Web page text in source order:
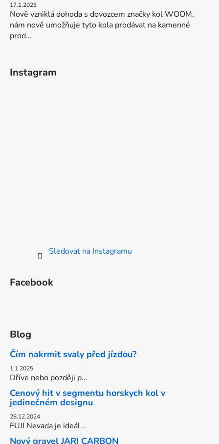
17.1.2023
Nově vzniklá dohoda s dovozcem značky kol WOOM,
nám nově umožňuje tyto kola prodávat na kamenné
prod...
Instagram
Sledovat na Instagramu
Facebook
Blog
Čím nakrmit svaly před jízdou?
1.1.2025
Dříve nebo později p...
Cenový hit v segmentu horskych kol v
jedinečném designu
28.12.2024
FUJI Nevada je ideál...
Nový gravel JARI CARBON